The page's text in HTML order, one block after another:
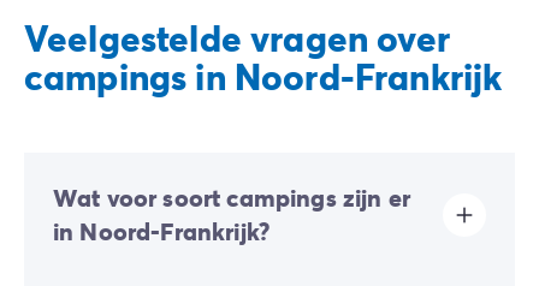
op de campings voorzieningen zoals een restaurant,
wasserette en wifi. Met wie kom jij de schoonheid van
Noord-Frankrijk ontdekken?
Veelgestelde vragen over
campings in Noord-Frankrijk
Wat voor soort campings zijn er
in Noord-Frankrijk?